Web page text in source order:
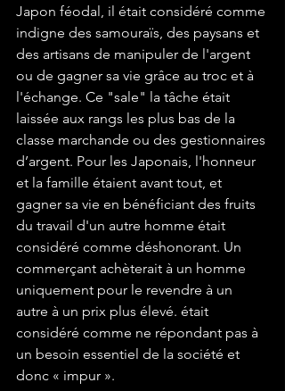
Japon féodal, il était considéré comme
indigne des samouraïs, des paysans et
des artisans de manipuler de l'argent
ou de gagner sa vie grâce au troc et à
l'échange. Ce "sale" la tâche était
laissée aux rangs les plus bas de la
classe marchande ou des gestionnaires
d’argent. Pour les Japonais, l'honneur
et la famille étaient avant tout, et
gagner sa vie en bénéficiant des fruits
du travail d'un autre homme était
considéré comme déshonorant. Un
commerçant achèterait à un homme
uniquement pour le revendre à un
autre à un prix plus élevé. était
considéré comme ne répondant pas à
un besoin essentiel de la société et
donc « impur ».